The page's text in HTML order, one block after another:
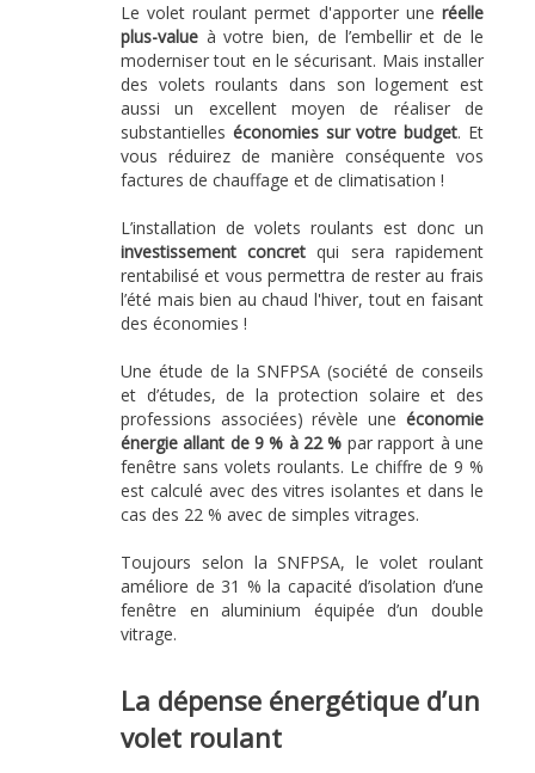
Le volet roulant permet d'apporter une réelle
plus-value à votre bien, de l’embellir et de le
moderniser tout en le sécurisant. Mais installer
des volets roulants dans son logement est
aussi un excellent moyen de réaliser de
substantielles économies sur votre budget. Et
vous réduirez de manière conséquente vos
factures de chauffage et de climatisation !
L’installation de volets roulants est donc un
investissement concret qui sera rapidement
rentabilisé et vous permettra de rester au frais
l’été mais bien au chaud l'hiver, tout en faisant
des économies !
Une étude de la SNFPSA (société de conseils
et d’études, de la protection solaire et des
professions associées) révèle une économie
énergie allant de 9 % à 22 % par rapport à une
fenêtre sans volets roulants. Le chiffre de 9 %
est calculé avec des vitres isolantes et dans le
cas des 22 % avec de simples vitrages.
Toujours selon la SNFPSA, le volet roulant
améliore de 31 % la capacité d’isolation d’une
fenêtre en aluminium équipée d’un double
vitrage.
La dépense énergétique d’un
volet roulant